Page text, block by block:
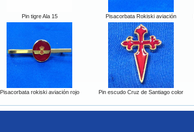
Pin tigre Ala 15 Pisacorbata Rokiski aviación
Pisacorbata rokiski aviación rojo Pin escudo Cruz de Santiago color